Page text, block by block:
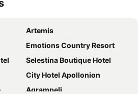
Artemis
Emotions Country Resort
Selestina Boutique Hotel
City Hotel Apollonion
Agrampeli